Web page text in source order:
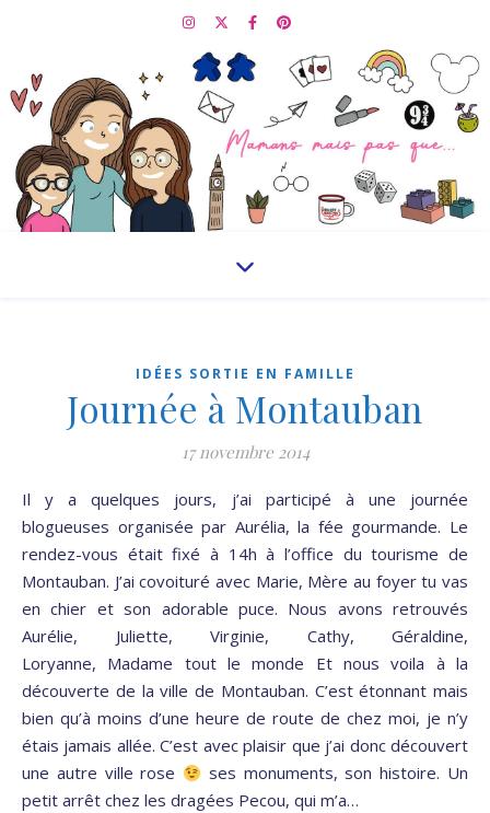
IDÉES SORTIE EN FAMILLE
Journée à Montauban
17 novembre 2014
Il y a quelques jours, j’ai participé à une journée
blogueuses organisée par Aurélia, la fée gourmande. Le
rendez-vous était fixé à 14h à l’office du tourisme de
Montauban. J’ai covoituré avec Marie, Mère au foyer tu vas
en chier et son adorable puce. Nous avons retrouvés
Aurélie, Juliette, Virginie, Cathy, Géraldine,
Loryanne, Madame tout le monde Et nous voila à la
découverte de la ville de Montauban. C’est étonnant mais
bien qu’à moins d’une heure de route de chez moi, je n’y
étais jamais allée. C’est avec plaisir que j’ai donc découvert
une autre ville rose
ses monuments, son histoire. Un
petit arrêt chez les dragées Pecou, qui m’a…